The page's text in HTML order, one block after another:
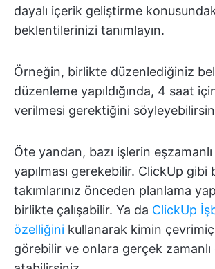
dayalı içerik geliştirme
beklentilerinizi tanımlayın.
Örneğin, birlikte düzenlediğiniz
düzenleme yapıldığında, 4 saat
verilmesi gerektiğini
Öte yandan, bazı işlerin
yapılması gerekebilir. ClickUp gibi
takımlarınız önceden planlama
birlikte çalışabilir. Ya da ClickUp
özelliğini kullanarak kimin
görebilir ve onlara gerçek